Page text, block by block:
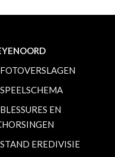
FOTOVERSLAGEN
SPEELSCHEMA
BLESSURES EN
STAND EREDIVISIE